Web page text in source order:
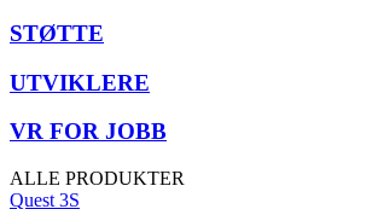
STØTTE
UTVIKLERE
VR FOR JOBB
ALLE PRODUKTER
Quest 3S